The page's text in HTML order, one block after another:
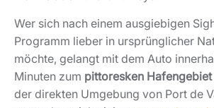
Wer sich nach einem ausgiebigen
Programm lieber in ursprünglicher
möchte, gelangt mit dem Auto
Minuten zum pittoresken
der direkten Umgebung von Port de